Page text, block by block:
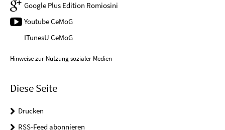
Google Plus Edition Romiosini
Youtube CeMoG
ITunesU CeMoG
Hinweise zur Nutzung sozialer Medien
Diese Seite
Drucken
RSS-Feed abonnieren